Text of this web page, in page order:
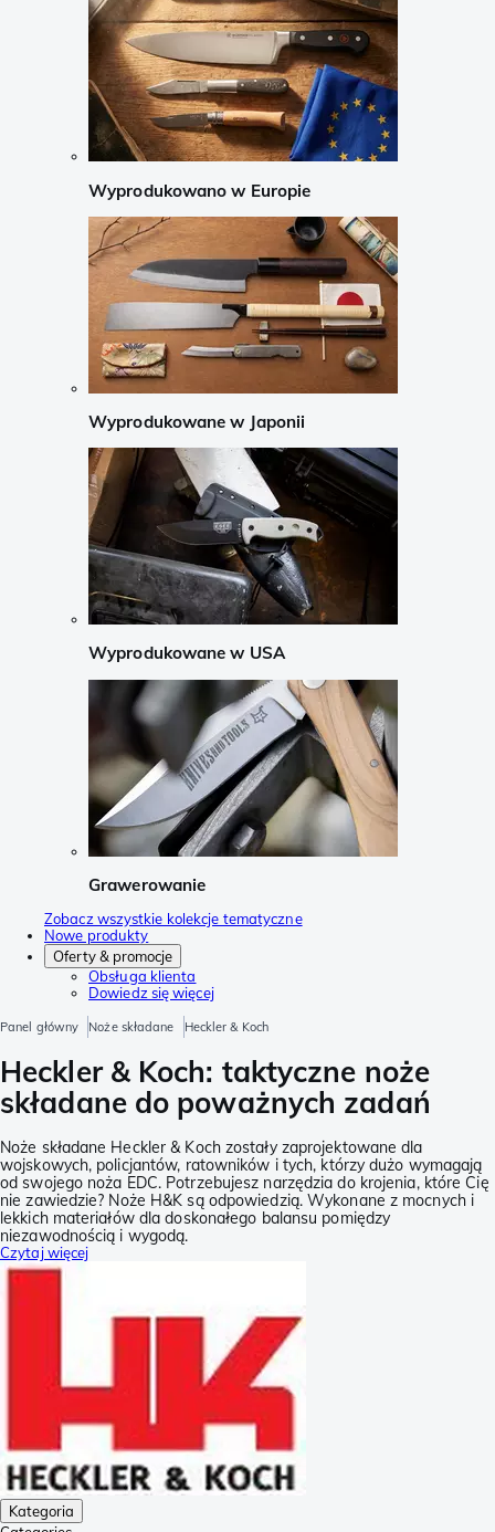
Wyprodukowano w Europie
Wyprodukowane w Japonii
Wyprodukowane w USA
Grawerowanie
Zobacz wszystkie kolekcje tematyczne
Nowe produkty
Oferty & promocje
Obsługa klienta
Dowiedz się więcej
Panel główny Noże składane Heckler & Koch
Heckler & Koch: taktyczne noże
składane do poważnych zadań
Noże składane Heckler & Koch zostały zaprojektowane dla
wojskowych, policjantów, ratowników i tych, którzy dużo wymagają
od swojego noża EDC. Potrzebujesz narzędzia do krojenia, które Cię
nie zawiedzie? Noże H&K są odpowiedzią. Wykonane z mocnych i
lekkich materiałów dla doskonałego balansu pomiędzy
niezawodnością i wygodą.
Czytaj więcej
Kategoria